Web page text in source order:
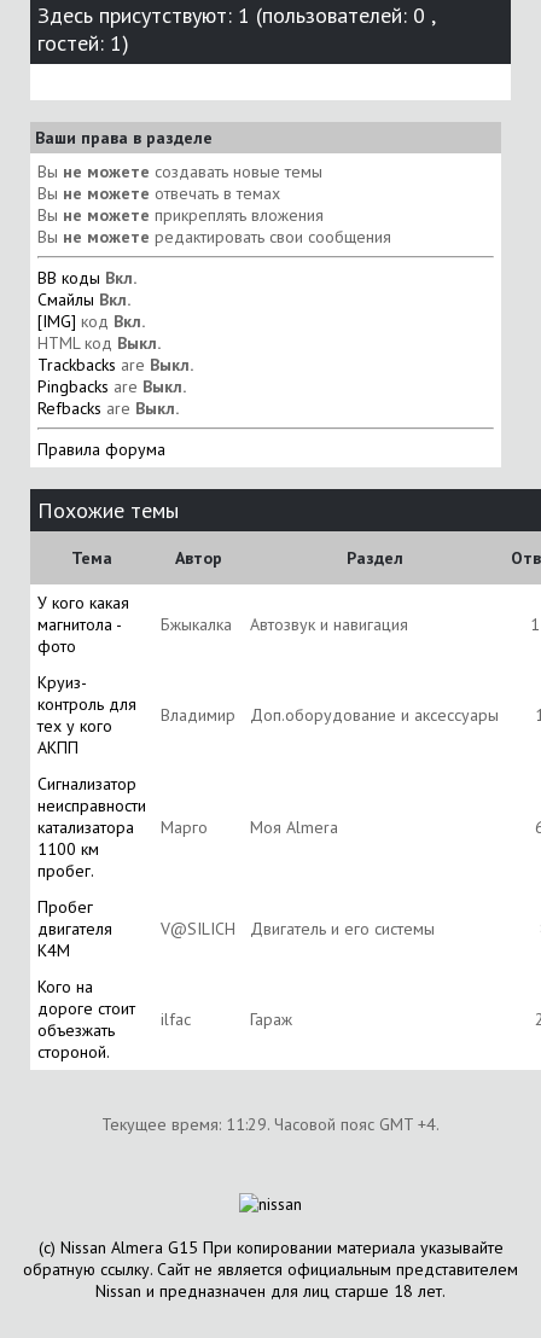
Здесь присутствуют: 1 (пользователей: 0 ,
гостей: 1)
Ваши права в разделе
Вы не можете создавать новые темы
Вы не можете отвечать в темах
Вы не можете прикреплять вложения
Вы не можете редактировать свои сообщения
BB коды Вкл.
Смайлы Вкл.
[IMG] код Вкл.
HTML код Выкл.
Trackbacks are Выкл.
Pingbacks are Выкл.
Refbacks are Выкл.
Правила форума
Похожие темы
Тема Автор Раздел
У кого какая
магнитола -
фото
Бжыкалка Автозвук и навигация
Круиз-
контроль для
тех у кого
АКПП
Владимир Доп.оборудование и аксессуары
Сигнализатор
неисправности
катализатора
1100 км
пробег.
Марго Моя Almera
Пробег
двигателя
К4М
V@SILICH Двигатель и его системы
Кого на
дороге стоит
объезжать
стороной.
ilfac Гараж
Текущее время: 11:29. Часовой пояс GMT +4.
(с) Nissan Almera G15 При копировании материала указывайте
обратную ссылку. Сайт не является официальным представителем
Nissan и предназначен для лиц старше 18 лет.